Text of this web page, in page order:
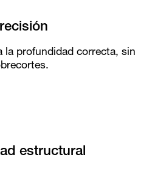
la profundidad correcta, sin
estructural